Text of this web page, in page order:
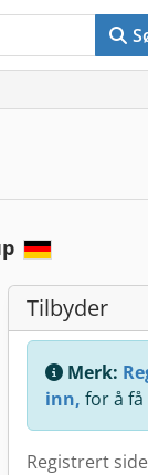
Tilbyder
Merk:
inn, for å
Registrert